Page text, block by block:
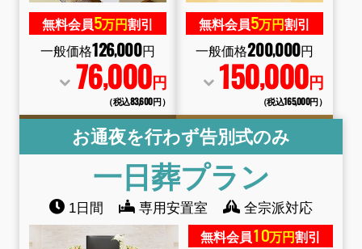
無料会員5万円割引
一般価格126,000円
76,000円
（税込83,600円）
無料会員5万円割引
一般価格200,000円
150,000円
（税込165,000円）
お通夜を行わず告別式のみ
一日葬プラン
1日間 専用安置室 全宗派対応
無料会員10万円割引